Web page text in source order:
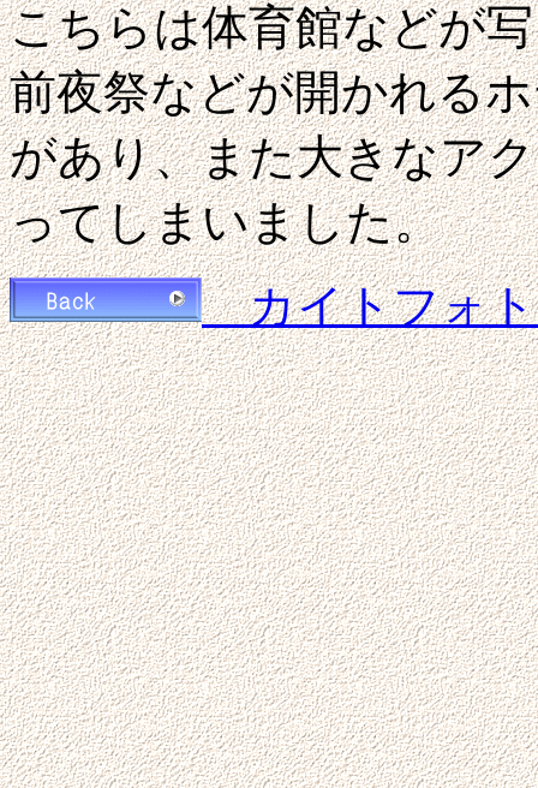
こちらは体育館などが
前夜祭などが開かれる
があり、また大きなア
ってしまいました。
カイトフォト